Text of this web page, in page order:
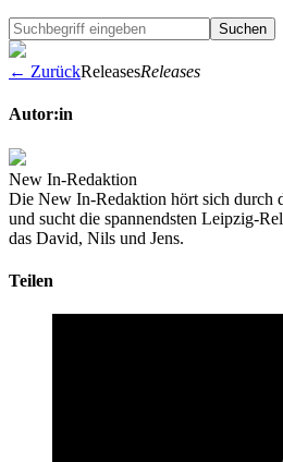
← ZurückReleasesReleases
Autor:in
New In-Redaktion
Die New In-Redaktion hört sich durch
und sucht die spannendsten Leipzig-
das David, Nils und Jens.
Teilen